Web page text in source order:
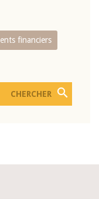
financiers